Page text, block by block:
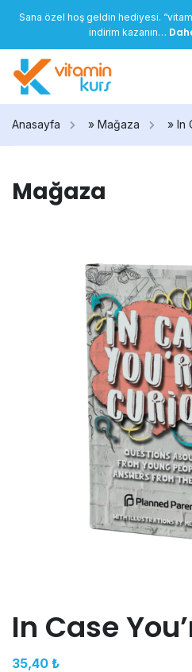
Sana özel hoş geldin hediyesi.
indirim kazanın…
Anasayfa » Mağaza » In
Mağaza
In Case
35,40 ₺